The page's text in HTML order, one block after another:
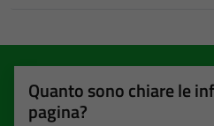
Quanto sono chiare le
pagina?